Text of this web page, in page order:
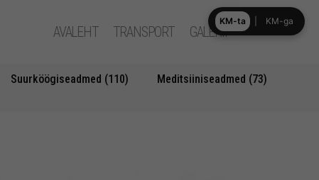
AVALEHT TRANSPORT GALERII
Suurköögiseadmed (110)
Meditsiiniseadmed (73)
KM-ta KM-ga